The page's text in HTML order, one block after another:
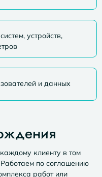
устройств,
и данных
клиенту в том
по соглашению
работ или